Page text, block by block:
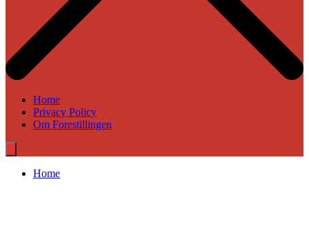
Home
Privacy Policy
Om Forestillingen
Home